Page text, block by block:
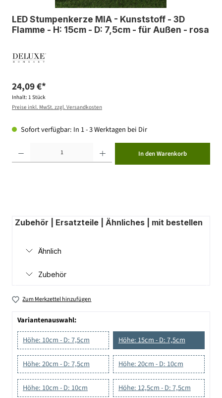
LED Stumpenkerze MIA - Kunststoff - 3D
Flamme - H: 15cm - D: 7,5cm - für Außen - rosa
24,09 €*
Inhalt: 1 Stück
Preise inkl. MwSt. zzgl. Versandkosten
Sofort verfügbar: In 1 - 3 Werktagen bei Dir
In den Warenkorb
Zubehör | Ersatzteile | Ähnliches | mit bestellen
Ähnlich
Zubehör
Zum Merkzettel hinzufügen
Variantenauswahl:
Höhe: 10cm - D: 7,5cm
Höhe: 15cm - D: 7,5cm
Höhe: 20cm - D: 7,5cm Höhe: 20cm - D: 10cm
Höhe: 10cm - D: 10cm Höhe: 12,5cm - D: 7,5cm